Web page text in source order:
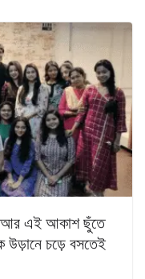
আর এই আকাশ ছুঁতে
উড়ানে চড়ে বসতেই